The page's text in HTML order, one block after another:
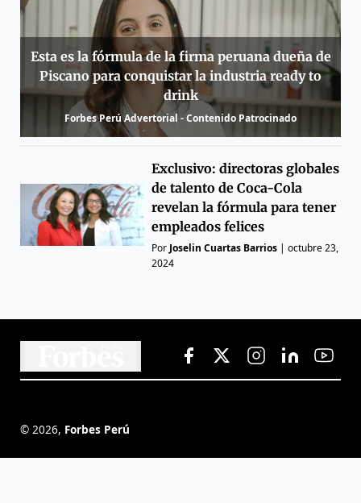
Esta es la fórmula de la firma peruana dueña de
Piscano para conquistar la industria ready to
drink
Forbes Perú Advertorial - Contenido Patrocinado
Exclusivo: directoras globales
de talento de Coca-Cola
revelan la fórmula para tener
empleados felices
Por Joselin Cuartas Barrios |octubre 23,
2024
© 2026, Forbes Perú